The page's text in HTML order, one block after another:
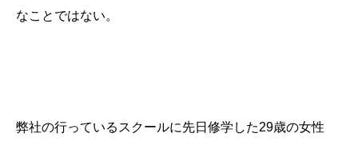
なことではない。
弊社の行っているスクールに先日修学した29歳の女性